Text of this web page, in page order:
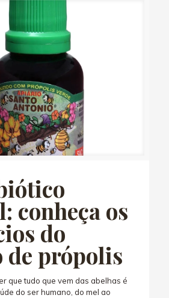
conheça os
do
de própolis
que tudo que vem das abelhas é
do ser humano, do mel ao